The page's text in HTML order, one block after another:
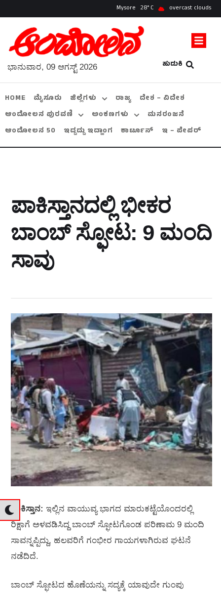
Mysore 28 overcast clouds
ಹುಡುಕಿ
ಭಾನುವಾರ, 09 ಆಗಸ್ಟ್ 2026
HOME ಮೈಸೂರು ಜಿಲ್ಲೆಗಳು ರಾಜ್ಯ
ದೇಶ – ವಿದೇಶ
ಆಂದೋಲನ ಪುರವಣಿ
ಅಂಕಣಗಳು
ಮನರಂಜನೆ
ಆಂದೋಲನ 50
ಇದ್ದದ್ದು ಇದ್ಹಾಂಗ ಕಾರ್ಟೂನ್ ಇ – ಪೇಪರ್
ಪಾಕಿಸ್ತಾನದಲ್ಲಿ ಭೀಕರ
ಬಾಂಬ್‌ ಸ್ಫೋಟ: 9 ಮಂದಿ
ಸಾವು
ಪಾಕಿಸ್ತಾನ: ಇಲ್ಲಿನ ವಾಯುವ್ಯ ಭಾಗದ ಮಾರುಕಟ್ಟೆಯೊಂದರಲ್ಲಿ
ರಿಕ್ಷಾಗೆ ಅಳವಡಿಸಿದ್ದ ಬಾಂಬ್‌ ಸ್ಫೋಟಗೊಂಡ ಪರಿಣಾಮ 9 ಮಂದಿ
ಸಾವನ್ನಪ್ಪಿದ್ದು, ಹಲವರಿಗೆ ಗಂಭೀರ ಗಾಯಗಳಾಗಿರುವ ಘಟನೆ
ನಡೆದಿದೆ.
ಬಾಂಬ್‌ ಸ್ಫೋಟದ ಹೊಣೆಯನ್ನು ಸದ್ಯಕ್ಕೆ ಯಾವುದೇ ಗುಂಪು